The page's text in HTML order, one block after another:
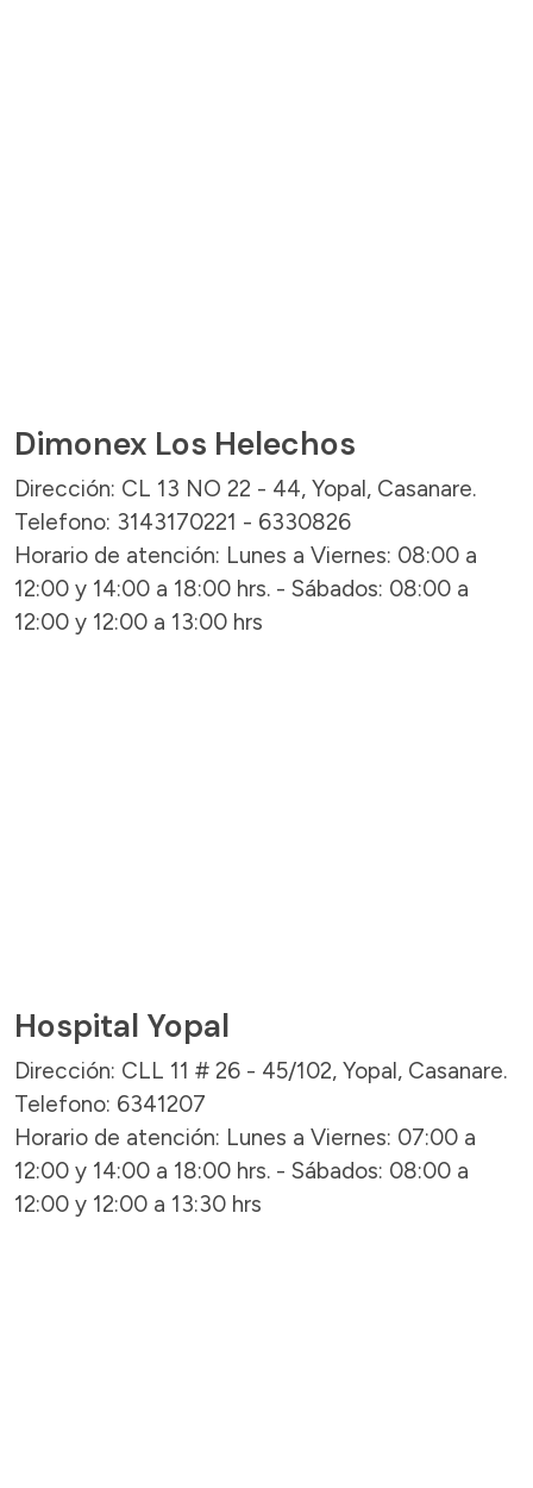
Dimonex Los Helechos
Dirección: CL 13 NO 22 - 44, Yopal, Casanare.
Telefono: 3143170221 - 6330826
Horario de atención: Lunes a Viernes: 08:00 a
12:00 y 14:00 a 18:00 hrs. - Sábados: 08:00 a
12:00 y 12:00 a 13:00 hrs
Hospital Yopal
Dirección: CLL 11 # 26 - 45/102, Yopal, Casanare.
Telefono: 6341207
Horario de atención: Lunes a Viernes: 07:00 a
12:00 y 14:00 a 18:00 hrs. - Sábados: 08:00 a
12:00 y 12:00 a 13:30 hrs